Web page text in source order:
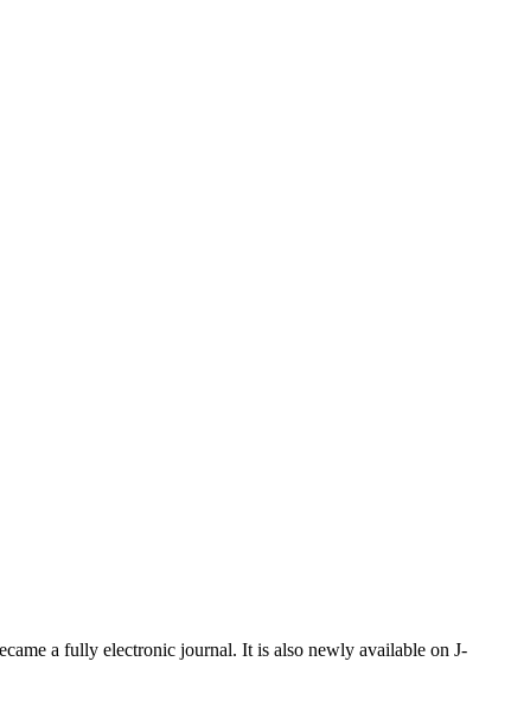
a fully electronic journal. It is also newly available on J-